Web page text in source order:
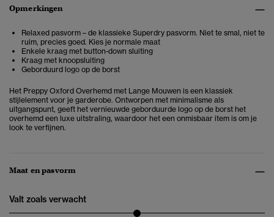
Opmerkingen
Relaxed pasvorm – de klassieke Superdry pasvorm. Niet te smal, niet te
ruim, precies goed. Kies je normale maat
Enkele kraag met button-down sluiting
Kraag met knoopsluiting
Geborduurd logo op de borst
Het Preppy Oxford Overhemd met Lange Mouwen is een klassiek
stijlelement voor je garderobe. Ontworpen met minimalisme als
uitgangspunt, geeft het vernieuwde geborduurde logo op de borst het
overhemd een luxe uitstraling, waardoor het een onmisbaar item is om je
look te verfijnen.
Maat en pasvorm
Valt zoals verwacht